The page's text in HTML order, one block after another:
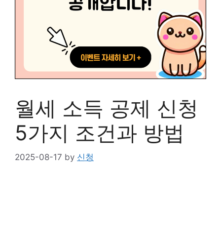
월세 소득 공제 신청
5가지 조건과 방법
2025-08-17 by 신청